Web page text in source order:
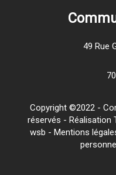
49 Rue
Copyright ©2022 -
réservés - Réalisation
wsb - Mentions